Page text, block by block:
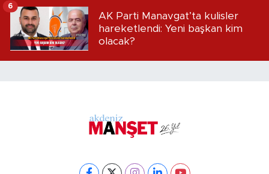
AK Parti Manavgat’ta kulisler
hareketlendi: Yeni başkan kim
olacak?
6